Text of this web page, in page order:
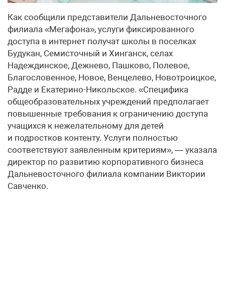
Как сообщили представители Дальневосточного
филиала «Мегафона», услуги фиксированного
доступа в интернет получат школы в поселках
Будукан, Семисточный и Хинганск, селах
Надеждинское, Дежнево, Пашково, Полевое,
Благословенное, Новое, Венцелево, Новотроицкое,
Радде и Екатерино-Никольское. «Специфика
общеобразовательных учреждений предполагает
повышенные требования к ограничению доступа
учащихся к нежелательному для детей
и подростков контенту. Услуги полностью
соответствуют заявленным критериям», — указала
директор по развитию корпоративного бизнеса
Дальневосточного филиала компании Виктории
Савченко.